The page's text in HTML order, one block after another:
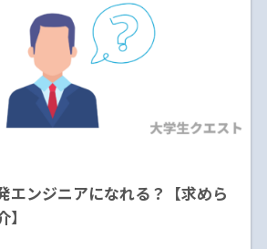
エンジニアになれる？【求めら